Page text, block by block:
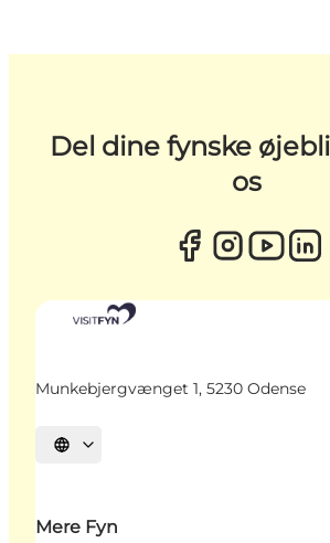
Del dine fynske
os
Munkebjergvænget 1, 5230 Odense
Vælg sprog
Mere Fyn